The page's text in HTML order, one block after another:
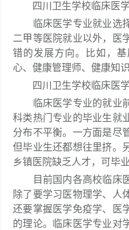
四川卫生学校临床医学
临床医学专业就业选择
二甲等医院就业以外，医
错的发展方向。比如，
心、健康管理师、健康知
四川卫生学校临床医学
临床医学专业的就业前
科类热门专业的毕业生就
分布不平衡。一方面是尽
但毕业生还都想往里挤。
乡镇医院缺乏人才，可毕
目前国内各高校临床医
除了要学习医物理学、人
还要掌握医学免疫学、医
的理论。临床医学专业对